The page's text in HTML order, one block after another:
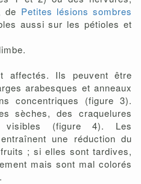
de Petites lésions sombres
aussi sur les pétioles et
affectés. Ils peuvent être
arabesques et anneaux
concentriques (figure 3).
sèches, des craquelures
visibles (figure 4). Les
une réduction du
; si elles sont tardives,
mais sont mal colorés